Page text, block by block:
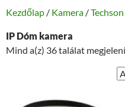
Kezdőlap / Kamera /
IP Dóm kamera
Mind a(z) 36 találat